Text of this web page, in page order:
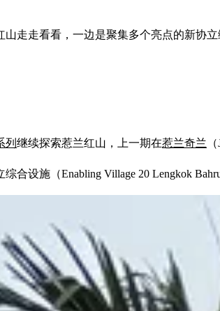
走走看看，一边是聚集多个亮点的新协
列 继续探索惹兰红山，上一期在惹兰奇兰
综合设施（Enabling Village 20 Lengkok